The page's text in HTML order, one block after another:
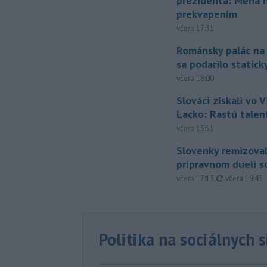
prekvapením
včera 17:31
Románsky palác
sa podarilo
včera 18:00
Slováci získali vo
Lacko: Rastú
včera 15:51
Slovenky
prípravnom dueli
včera 17:13, aktualizované
včera 19:45
Politika na sociálnych